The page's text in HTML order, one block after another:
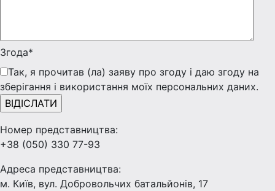
Згода*
Так, я прочитав (ла) заяву про згоду і даю згоду на
зберігання і використання моїх персональних даних.
Номер представництва:
+38 (050) 330 77-93
Адреса представництва:
м. Київ, вул. Добровольчих батальйонів, 17